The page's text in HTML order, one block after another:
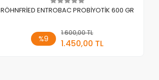
RÖHNFRİED ENTROBAC PROBİYOTİK 600 GR
%9
1.600,00 TL
1.450,00 TL
Sepete Ekle